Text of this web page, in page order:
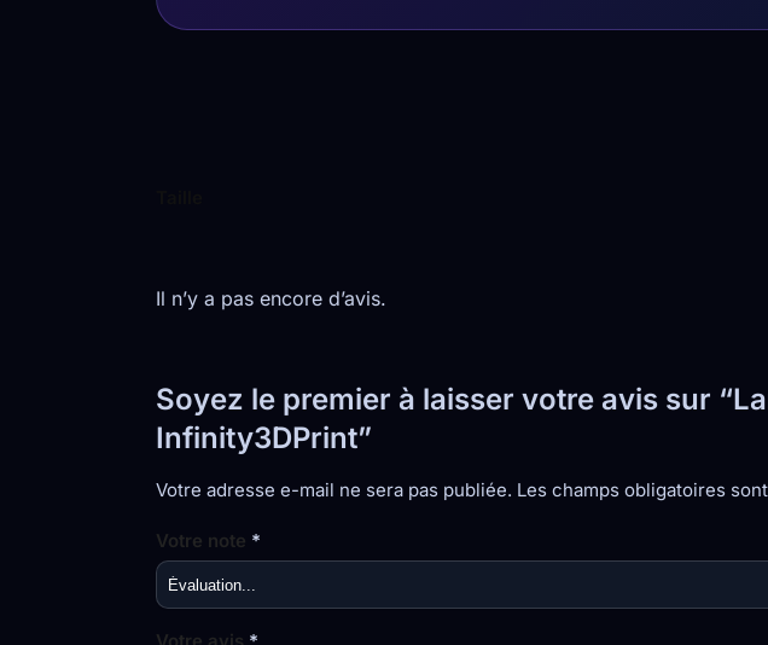
Il n’y a pas encore d’avis.
Soyez le premier à laisser votre avis sur
Infinity3DPrint”
Votre adresse e-mail ne sera pas publiée. Les champs obligatoires
Votre note *